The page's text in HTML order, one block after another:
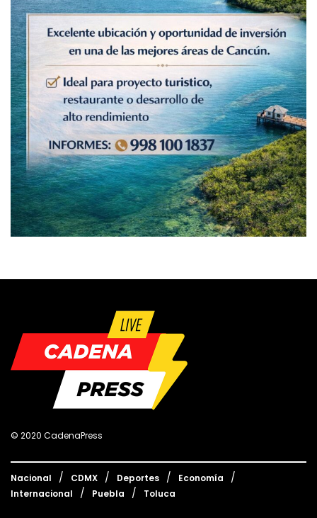
© 2020 CadenaPress
Nacional CDMX Deportes
Economía
Internacional
Puebla Toluca